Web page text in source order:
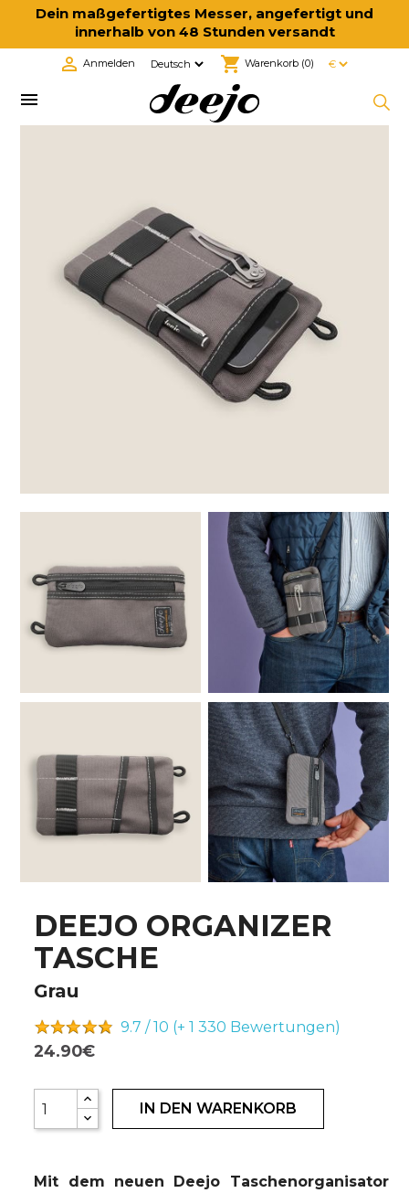
Dein maßgefertigtes Messer, angefertigt und
innerhalb von 48 Stunden versandt
shopping_cart Warenkorb (0)
 Anmelden

DEEJO ORGANIZER
TASCHE
Grau
9.7 / 10 (+ 1 330 Bewertungen)
24.90€
IN DEN WARENKORB
Mit dem neuen Deejo Taschenorganisator